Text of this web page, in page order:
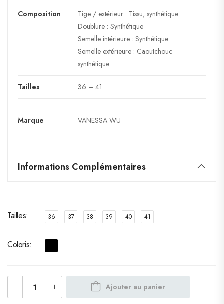
Composition
Tige / extérieur : Tissu, synthétique
Doublure : Synthétique
Semelle intérieure : Synthétique
Semelle extérieure : Caoutchouc
synthétique
Tailles 36 – 41
Marque VANESSA WU
Informations Complémentaires
Tailles 36 37 38 39 40 41
Coloris
Ajouter au panier